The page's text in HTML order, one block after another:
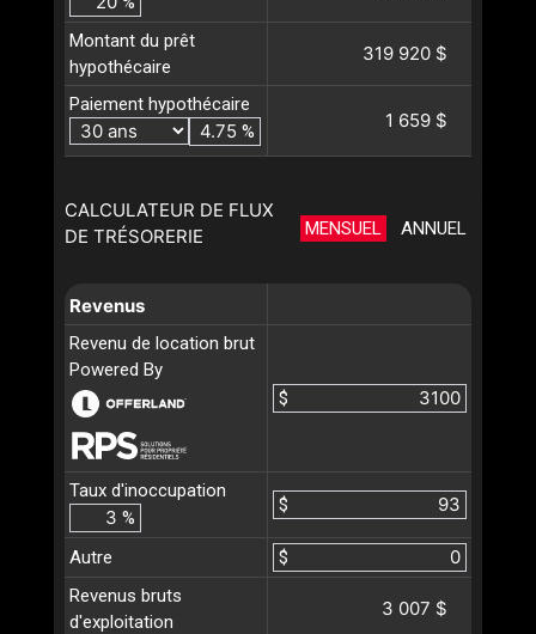
Montant du prêt
hypothécaire
319 920 $
Paiement hypothécaire
%
1 659 $
CALCULATEUR DE FLUX
DE TRÉSORERIE
MENSUEL ANNUEL
Revenus
Revenu de location brut
Powered By
$
Taux d'inoccupation
%
$
Autre
$
Revenus bruts
d'exploitation
3 007 $